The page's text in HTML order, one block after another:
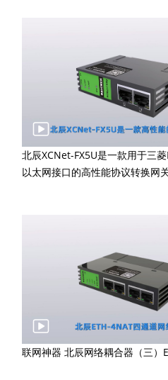
北辰XCNet-FX5U是一款用于三
以太网接口的高性能协议转换网
联网神器 北辰网络耦合器（三）